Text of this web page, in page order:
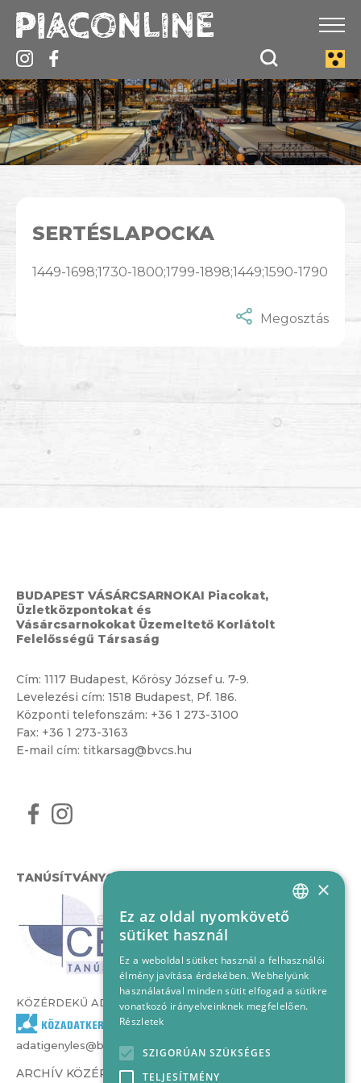
SERTÉSLAPOCKA
1449-1698;1730-1800;1799-1898;1449;1590-1790
Megosztás
BUDAPEST VÁSÁRCSARNOKAI Piacokat,
Üzletközpontokat és
Vásárcsarnokokat Üzemeltető Korlátolt
Felelősségű Társaság
Cím: 1117 Budapest, Kőrösy József u. 7-9.
Levelezési cím: 1518 Budapest, Pf. 186.
Központi telefonszám: +36 1 273-3100
Fax: +36 1 273-3163
E-mail cím: titkarsag@bvcs.hu
TANÚSÍTVÁNYOK
KÖZÉRDEKŰ ADATOK
adatigenyles@bvcs.hu
ARCHÍV KÖZÉRDEKŰ ADATOK –
HUNGARIAN
×
Ez az oldal nyomkövető
sütiket használ
Ez a weboldal sütiket használ a felhasználói
élmény javítása érdekében. Webhelyünk
használatával minden sütit elfogad a sütikre
vonatkozó irányelveinknek megfelelően.
Részletek
SZIGORÚAN SZÜKSÉGES
TELJESÍTMÉNY